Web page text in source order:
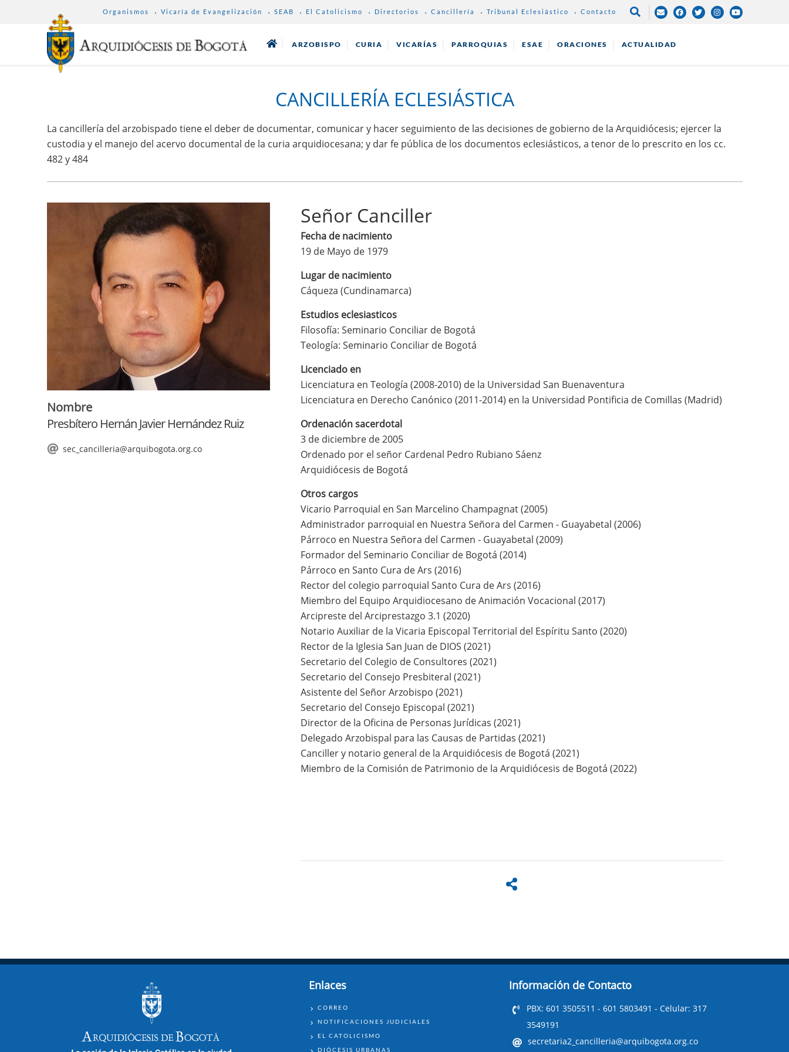
MENU
Organismos Vicaría de Evangelización SEAB El Catolicismo Directorios Cancillería Tribunal Eclesiástico Contacto
ARZOBISPO CURIA VICARÍAS PARROQUIAS ESAE ORACIONES ACTUALIDAD
CANCILLERÍA ECLESIÁSTICA
La cancillería del arzobispado tiene el deber de documentar, comunicar y hacer seguimiento de las decisiones de gobierno de la Arquidiócesis; ejercer la
custodia y el manejo del acervo documental de la curia arquidiocesana; y dar fe pública de los documentos eclesiásticos, a tenor de lo prescrito en los cc.
482 y 484
Nombre
Presbítero Hernán Javier Hernández Ruiz
sec_cancilleria@arquibogota.org.co
Señor Canciller
Fecha de nacimiento
19 de Mayo de 1979
Lugar de nacimiento
Cáqueza (Cundinamarca)
Estudios eclesiasticos
Filosofía: Seminario Conciliar de Bogotá
Teología: Seminario Conciliar de Bogotá
Licenciado en
Licenciatura en Teología (2008-2010) de la Universidad San Buenaventura
Licenciatura en Derecho Canónico (2011-2014) en la Universidad Pontificia de Comillas (Madrid)
Ordenación sacerdotal
3 de diciembre de 2005
Ordenado por el señor Cardenal Pedro Rubiano Sáenz
Arquidiócesis de Bogotá
Otros cargos
Vicario Parroquial en San Marcelino Champagnat (2005)
Administrador parroquial en Nuestra Señora del Carmen - Guayabetal (2006)
Párroco en Nuestra Señora del Carmen - Guayabetal (2009)
Formador del Seminario Conciliar de Bogotá (2014)
Párroco en Santo Cura de Ars (2016)
Rector del colegio parroquial Santo Cura de Ars (2016)
Miembro del Equipo Arquidiocesano de Animación Vocacional (2017)
Arcipreste del Arciprestazgo 3.1 (2020)
Notario Auxiliar de la Vicaria Episcopal Territorial del Espíritu Santo (2020)
Rector de la Iglesia San Juan de DIOS (2021)
Secretario del Colegio de Consultores (2021)
Secretario del Consejo Presbiteral (2021)
Asistente del Señor Arzobispo (2021)
Secretario del Consejo Episcopal (2021)
Director de la Oficina de Personas Jurídicas (2021)
Delegado Arzobispal para las Causas de Partidas (2021)
Canciller y notario general de la Arquidiócesis de Bogotá (2021)
Miembro de la Comisión de Patrimonio de la Arquidiócesis de Bogotá (2022)
Enlaces
ENLACES
CORREO
NOTIFICACIONES JUDICIALES
EL CATOLICISMO
DIÓCESIS URBANAS
Información de Contacto
PBX: 601 3505511 - 601 5803491 - Celular: 317
3549191
secretaria2_cancilleria@arquibogota.org.co